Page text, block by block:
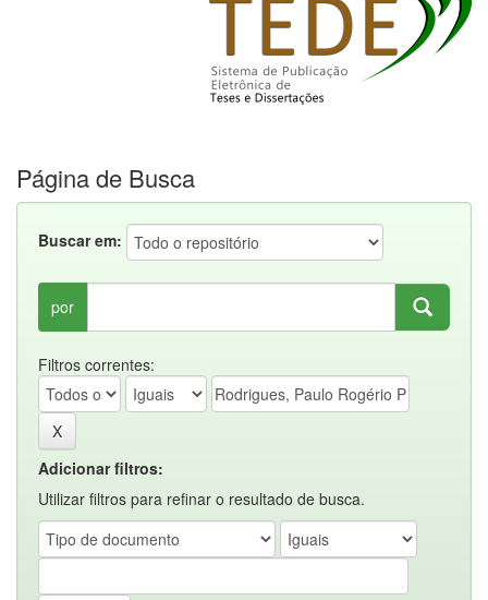
Página de Busca
Buscar em:
por
Filtros correntes:
Adicionar filtros:
Utilizar filtros para refinar o resultado de busca.